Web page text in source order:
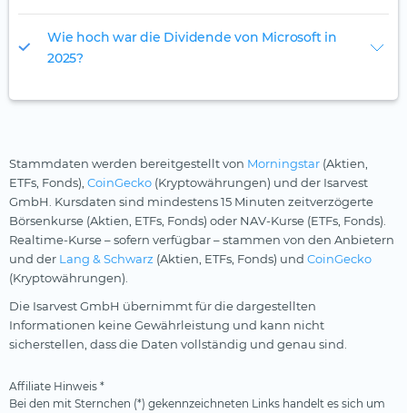
Wie hoch war die Dividende von Microsoft in
2025?
Stammdaten werden bereitgestellt von Morningstar (Aktien,
ETFs, Fonds), CoinGecko (Kryptowährungen) und der Isarvest
GmbH. Kursdaten sind mindestens 15 Minuten zeitverzögerte
Börsenkurse (Aktien, ETFs, Fonds) oder NAV-Kurse (ETFs, Fonds).
Realtime-Kurse – sofern verfügbar – stammen von den Anbietern
und der Lang & Schwarz (Aktien, ETFs, Fonds) und CoinGecko
(Kryptowährungen).
Die Isarvest GmbH übernimmt für die dargestellten
Informationen keine Gewährleistung und kann nicht
sicherstellen, dass die Daten vollständig und genau sind.
Affiliate Hinweis *
Bei den mit Sternchen (*) gekennzeichneten Links handelt es sich um